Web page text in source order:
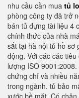
nhu cầu cần mua tủ
phòng công ty đã trở
bán tủ đựng tài liệu 4
chính thức của nhà
sắt tại hà nội tủ hồ sơ
động. Với các các
lượng ISO
chứng chỉ và nhiều
trong ngành. tủ bảo
xước bề mặt. Có